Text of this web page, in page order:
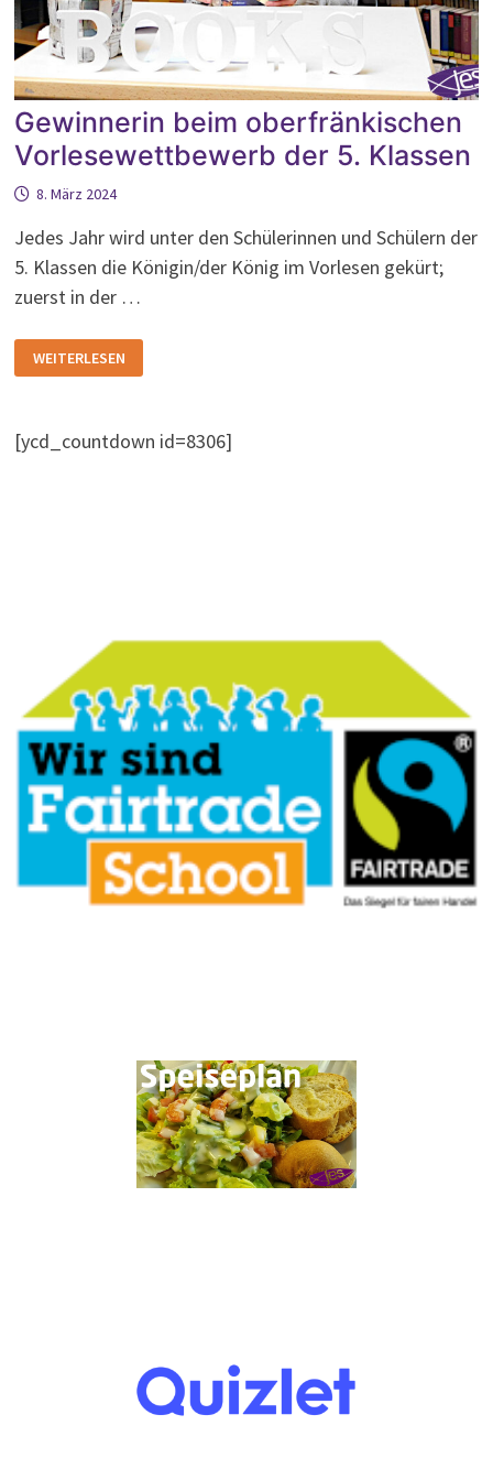
Gewinnerin beim oberfränkischen
Vorlesewettbewerb der 5. Klassen
8. März 2024
Jedes Jahr wird unter den Schülerinnen und Schülern der
5. Klassen die Königin/der König im Vorlesen gekürt;
zuerst in der …
BEIM
OBERFRÄNKISCHEN
KLASSEN
WEITERLESEN
[ycd_countdown id=8306]